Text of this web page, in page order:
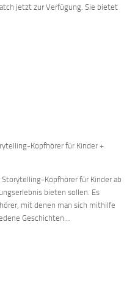
jetzt zur Verfügung. Sie bietet
Kopfhörer für Kinder +
Kopfhörer für Kinder ab
bieten sollen. Es
mit denen man sich mithilfe
Geschichten…